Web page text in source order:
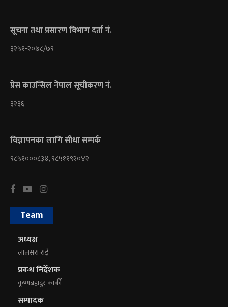
सूचना तथा प्रसारण विभाग दर्ता नं.
३२५१-२०७८/७९
प्रेस काउन्सिल नेपाल सूचीकरण नं.
३२३६
विज्ञापनका लागि सीधा सम्पर्क
९८५१०००८३४, ९८५११९२०४२
Team
अध्यक्ष
लालसरा राई
प्रबन्ध निर्देशक
कृष्णबहादुर कार्की
सम्पादक